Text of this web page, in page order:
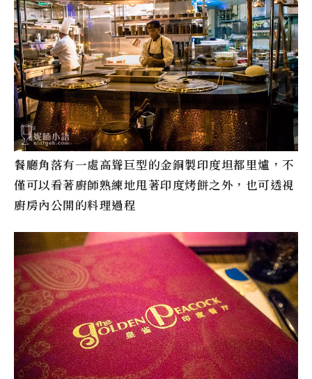
餐廳角落有一處高聳巨型的金銅製印度坦都里爐，不
僅可以看著廚師熟練地甩著印度烤餅之外，也可透視
廚房內公開的料理過程